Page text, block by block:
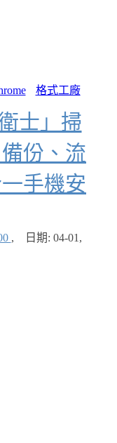
格式工廠
士」掃
份、流
手機安
, 日期: 04-01,